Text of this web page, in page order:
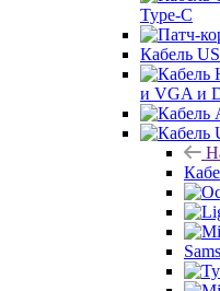
Type-C
Кабель
и VGA и